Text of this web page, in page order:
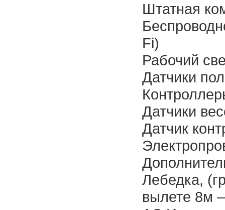
Штатная
Fi)
Рабочий
Датчики
Датчики
Датчик
Лебедка,
вылете 8м